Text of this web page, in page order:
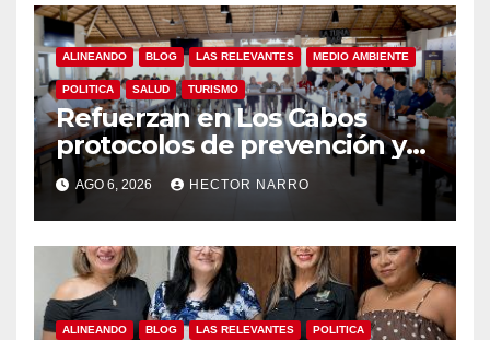
ALINEANDO BLOG LAS RELEVANTES MEDIO AMBIENTE
POLITICA SALUD TURISMO
Refuerzan en Los Cabos
protocolos de prevención y
rescate en playas ante oleaje
y temporada de ciclones
AGO 6, 2026 HECTOR NARRO
ALINEANDO BLOG LAS RELEVANTES POLITICA